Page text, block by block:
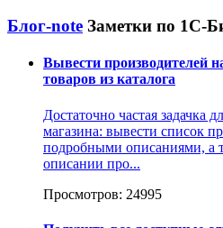
Блог-note Заметки по 1С-
Вывести производителей
товаров из каталога
Достаточно частая задачка
магазина: вывести список
подробными описаниями, а
описании про...
Просмотров: 24995